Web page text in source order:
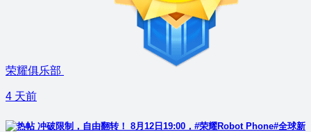
荣耀俱乐部
4 天前
冲破限制，自由翻转！ 8月12日19:00，#荣耀Robot Phone#全球新